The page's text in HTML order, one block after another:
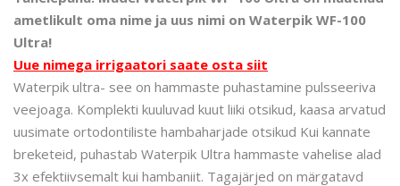
ametlikult oma nime ja uus nimi on Waterpik WF-100
Ultra!
Uue nimega irrigaatori saate osta siit
Waterpik ultra- see on hammaste puhastamine pulsseeriva
veejoaga. Komplekti kuuluvad kuut liiki otsikud, kaasa arvatud
uusimate ortodontiliste hambaharjade otsikud Kui kannate
breketeid, puhastab Waterpik Ultra hammaste vahelise alad
3x efektiivsemalt kui hambaniit. Tagajärjed on märgatavd